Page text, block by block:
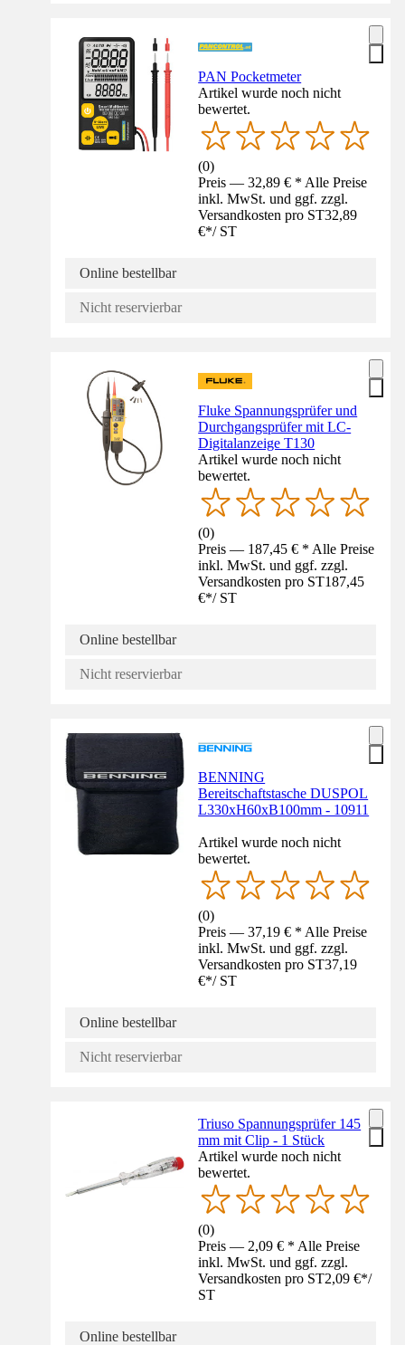
PAN Pocketmeter
Artikel wurde noch nicht
bewertet.
(0)
Preis — 32,89 € * Alle Preise
inkl. MwSt. und ggf. zzgl.
Versandkosten pro ST32,89
€*/ ST
Online bestellbar
Nicht reservierbar
Fluke Spannungsprüfer und
Durchgangsprüfer mit LC-
Digitalanzeige T130
Artikel wurde noch nicht
bewertet.
(0)
Preis — 187,45 € * Alle Preise
inkl. MwSt. und ggf. zzgl.
Versandkosten pro ST187,45
€*/ ST
Online bestellbar
Nicht reservierbar
BENNING
Bereitschaftstasche DUSPOL
L330xH60xB100mm - 10911
Artikel wurde noch nicht
bewertet.
(0)
Preis — 37,19 € * Alle Preise
inkl. MwSt. und ggf. zzgl.
Versandkosten pro ST37,19
€*/ ST
Online bestellbar
Nicht reservierbar
Triuso Spannungsprüfer 145
mm mit Clip - 1 Stück
Artikel wurde noch nicht
bewertet.
(0)
Preis — 2,09 € * Alle Preise
inkl. MwSt. und ggf. zzgl.
Versandkosten pro ST2,09 €*/
ST
Online bestellbar